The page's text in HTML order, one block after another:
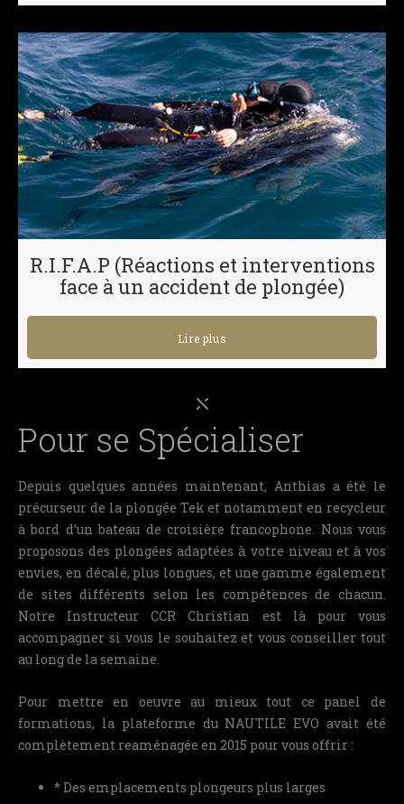
R.I.F.A.P (Réactions et interventions
face à un accident de plongée)
Lire plus
Pour se Spécialiser
Depuis quelques années maintenant, Anthias a été le
précurseur de la plongée Tek et notamment en recycleur
à bord d’un bateau de croisière francophone. Nous vous
proposons des plongées adaptées à votre niveau et à vos
envies, en décalé, plus longues, et une gamme également
de sites différents selon les compétences de chacun.
Notre Instructeur CCR Christian est là pour vous
accompagner si vous le souhaitez et vous conseiller tout
au long de la semaine.
Pour mettre en oeuvre au mieux tout ce panel de
formations, la plateforme du NAUTILE EVO avait été
complètement reaménagée en 2015 pour vous offrir :
* Des emplacements plongeurs plus larges